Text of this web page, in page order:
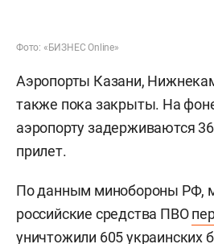
Фото: «БИЗНЕС Online»
Аэропорты Казани,
также пока закрыты. На
аэропорту задерживаются
прилет.
По данным минобороны РФ,
российские средства ПВО
уничтожили 605 украинских